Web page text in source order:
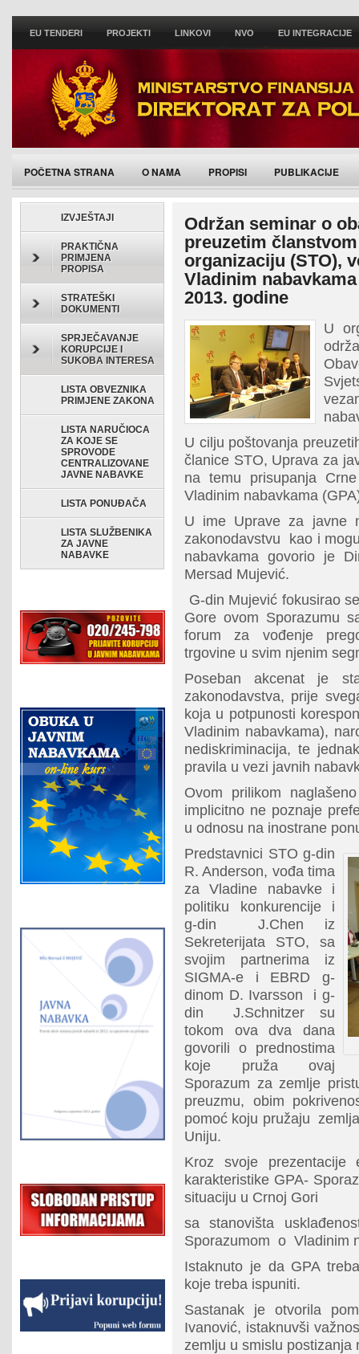
EU TENDERI PROJEKTI LINKOVI NVO EU INTEGRACIJE
POČETNA STRANA O NAMA PROPISI PUBLIKACIJE
IZVJEŠTAJI
PRAKTIČNA
PRIMJENA
PROPISA
STRATEŠKI
DOKUMENTI
SPRJEČAVANJE
KORUPCIJE I
SUKOBA INTERESA
LISTA OBVEZNIKA
PRIMJENE ZAKONA
LISTA NARUČIOCA
ZA KOJE SE
SPROVODE
CENTRALIZOVANE
JAVNE NABAVKE
LISTA PONUĐAČA
LISTA SLUŽBENIKA
ZA JAVNE
NABAVKE
Održan seminar o
preuzetim
organizaciju (STO),
Vladinim
2013. godine
U
U cilju poštovanja
članice STO, Uprava za
na temu prisupanja
Vladinim nabavkama
U ime Uprave za javne
zakonodavstvu kao i
nabavkama govorio je
Mersad Mujević.
G-din Mujević fokusirao
Gore ovom Sporazumu
forum za vođenje
trgovine u svim njenim
Poseban akcenat je
zakonodavstva, prije
koja u potpunosti
Vladinim nabavkama),
nediskriminacija, te
pravila u vezi javnih
Ovom prilikom
implicitno ne poznaje
u odnosu na inostrane
Predstavnici STO g-din
R. Anderson, vođa tima
za Vladine nabavke i
politiku konkurencije i
g-din J.Chen iz
Sekreterijata STO, sa
svojim partnerima iz
SIGMA-e i EBRD g-
dinom D. Ivarsson i g-
din J.Schnitzer su
tokom ova dva dana
govorili o prednostima
koje pruža ovaj
Sporazum za zemlje
preuzmu, obim
pomoć koju pružaju
Uniju.
Kroz svoje
karakteristike GPA-
situaciju u Crnoj Gori
sa stanovišta
Sporazumom o Vladinim
Istaknuto je da GPA
koje treba ispuniti.
Sastanak je otvorila
Ivanović, istaknuvši
zemlju u smislu postizanja